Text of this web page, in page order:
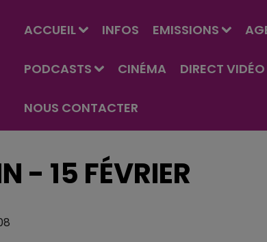
ACCUEIL INFOS EMISSIONS
PODCASTS CINÉMA DIRECT VIDÉO
NOUS CONTACTER
- 15 FÉVRIER